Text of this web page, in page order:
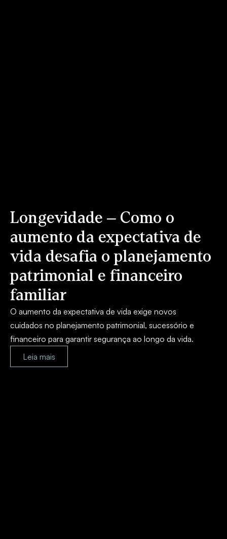
Longevidade – Como o
aumento da expectativa de
vida desafia o planejamento
patrimonial e financeiro
familiar
O aumento da expectativa de vida exige novos
cuidados no planejamento patrimonial, sucessório e
financeiro para garantir segurança ao longo da vida.
Leia mais